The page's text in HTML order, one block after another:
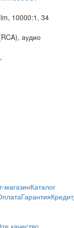
10000:1, 34
аудио
магазинКаталог
ГарантияКредит